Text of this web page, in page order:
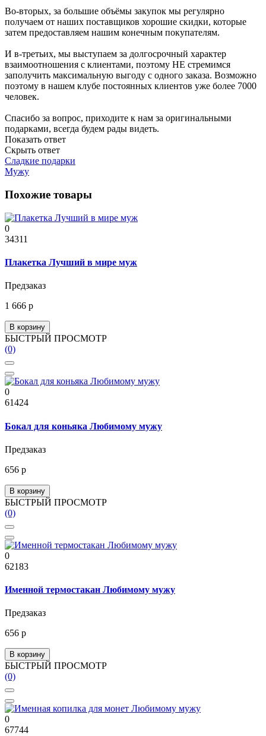
Во-вторых, за большие объёмы закупок мы регулярно
получаем от наших поставщиков хорошие скидки, которые
затем предоставляем нашим конечным покупателям.
И в-третьих, мы выступаем за долгосрочный характер
взаимоотношения с клиентами, поэтому НЕ стремимся
заполучить максимальную выгоду с одного заказа. Возможно
поэтому в нашем клубе постоянных клиентов уже более 7000
человек.
Спасибо за вопрос, приходите к нам за оригинальными
подарками, всегда будем рады видеть.
Показать ответ
Скрыть ответ
Сладкие подарки
Мужу
Похожие товары
0
34311
Плакетка Лучший в мире муж
Предзаказ
1 666 р
В корзину
БЫСТРЫЙ ПРОСМОТР
(0)
0
61424
Бокал для коньяка Любимому мужу
Предзаказ
656 р
В корзину
БЫСТРЫЙ ПРОСМОТР
(0)
0
62183
Именной термостакан Любимому мужу
Предзаказ
656 р
В корзину
БЫСТРЫЙ ПРОСМОТР
(0)
0
67744